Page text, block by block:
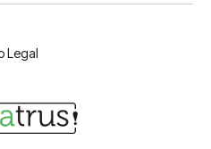
Legal